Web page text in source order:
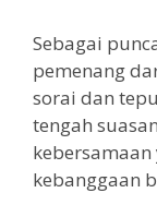
Sebagai
pemenang
sorai dan
tengah
kebanggaan